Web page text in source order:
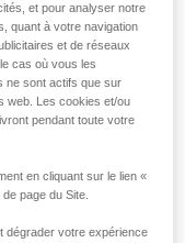
et pour analyser notre
quant à votre navigation
et de réseaux
cas où vous les
ne sont actifs que sur
web. Les cookies et/ou
pendant toute votre
en cliquant sur le lien «
page du Site.
dégrader votre expérience